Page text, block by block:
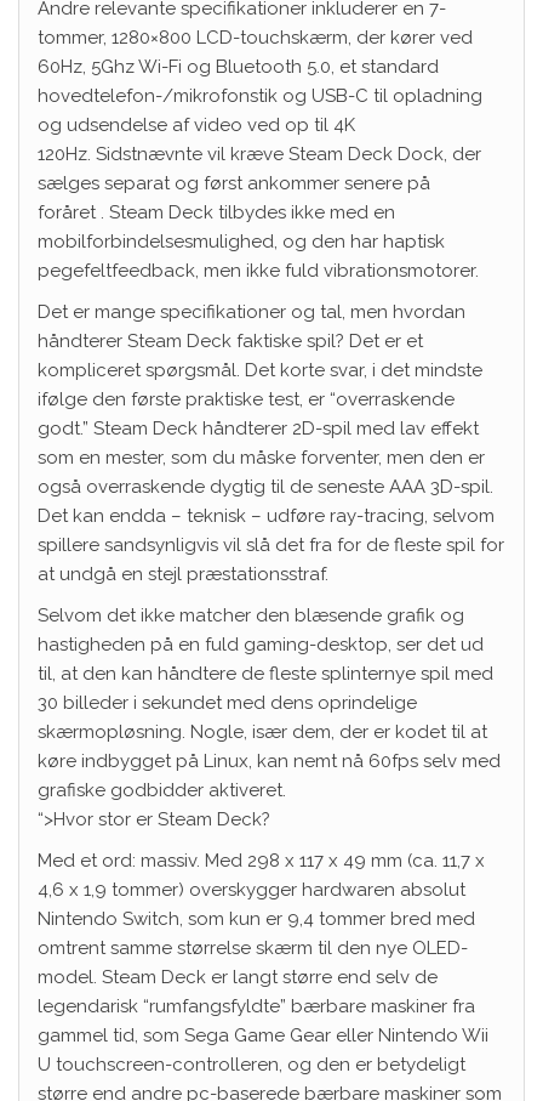
Andre relevante specifikationer inkluderer en 7-
tommer, 1280×800 LCD-touchskærm, der kører ved
60Hz, 5Ghz Wi-Fi og Bluetooth 5.0, et standard
hovedtelefon-/mikrofonstik og USB-C til opladning
og udsendelse af video ved op til 4K
120Hz. Sidstnævnte vil kræve Steam Deck Dock, der
sælges separat og først ankommer senere på
foråret . Steam Deck tilbydes ikke med en
mobilforbindelsesmulighed, og den har haptisk
pegefeltfeedback, men ikke fuld vibrationsmotorer.
Det er mange specifikationer og tal, men hvordan
håndterer Steam Deck faktiske spil? Det er et
kompliceret spørgsmål. Det korte svar, i det mindste
ifølge den første praktiske test, er “overraskende
godt.” Steam Deck håndterer 2D-spil med lav effekt
som en mester, som du måske forventer, men den er
også overraskende dygtig til de seneste AAA 3D-spil.
Det kan endda – teknisk – udføre ray-tracing, selvom
spillere sandsynligvis vil slå det fra for de fleste spil for
at undgå en stejl præstationsstraf.
Selvom det ikke matcher den blæsende grafik og
hastigheden på en fuld gaming-desktop, ser det ud
til, at den kan håndtere de fleste splinternye spil med
30 billeder i sekundet med dens oprindelige
skærmopløsning. Nogle, især dem, der er kodet til at
køre indbygget på Linux, kan nemt nå 60fps selv med
grafiske godbidder aktiveret.
“>Hvor stor er Steam Deck?
Med et ord: massiv. Med 298 x 117 x 49 mm (ca. 11,7 x
4,6 x 1,9 tommer) overskygger hardwaren absolut
Nintendo Switch, som kun er 9,4 tommer bred med
omtrent samme størrelse skærm til den nye OLED-
model. Steam Deck er langt større end selv de
legendarisk “rumfangsfyldte” bærbare maskiner fra
gammel tid, som Sega Game Gear eller Nintendo Wii
U touchscreen-controlleren, og den er betydeligt
større end andre pc-baserede bærbare maskiner som